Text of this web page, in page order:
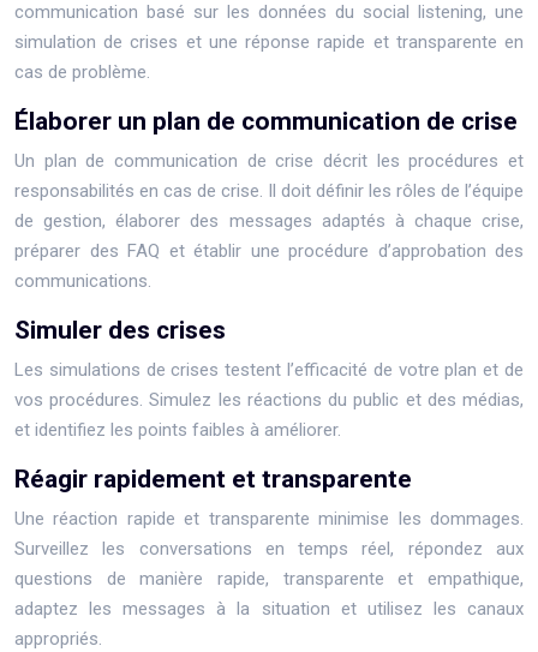
communication basé sur les données du social listening, une
simulation de crises et une réponse rapide et transparente en
cas de problème.
Élaborer un plan de communication de crise
Un plan de communication de crise décrit les procédures et
responsabilités en cas de crise. Il doit définir les rôles de l’équipe
de gestion, élaborer des messages adaptés à chaque crise,
préparer des FAQ et établir une procédure d’approbation des
communications.
Simuler des crises
Les simulations de crises testent l’efficacité de votre plan et de
vos procédures. Simulez les réactions du public et des médias,
et identifiez les points faibles à améliorer.
Réagir rapidement et transparente
Une réaction rapide et transparente minimise les dommages.
Surveillez les conversations en temps réel, répondez aux
questions de manière rapide, transparente et empathique,
adaptez les messages à la situation et utilisez les canaux
appropriés.